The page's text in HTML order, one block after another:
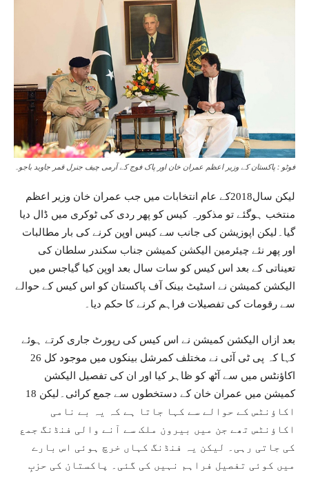
فوٹو : پاکستان کے وزیر اعظم عمران خان اور پاک فوج کے آرمی چیف جنرل قمر جاوید باجوہ
لیکن سال2018کے عام انتخابات میں جب عمران خان وزیر اعظم
منتخب ہوگئے تو مذکورہ کیس کو پھر ردی کی ٹوکری میں ڈال دیا
گیا۔لیکن اپوزیشن کی جانب سے کیس اوپن کرنے کی بار مطالبات
اور پھر نئے چیئرمین الیکشن کمیشن جناب سکندر سلطان کی
تعیناتی کے بعد اس کیس کو سات سال بعد اوپن کیا گیاجس میں
الیکشن کمیشن نے اسٹیٹ بینک آف پاکستان کو اس کیس کے حوالے
سے رقومات کی تفصیلات فراہم کرنے کا حکم دیا۔
بعد ازاں الیکشن کمیشن نے اس کیس کی رپورٹ جاری کرتے ہوئے
کہا کہ پی ٹی آئی نے مختلف کمرشل بینکوں میں موجود کل 26
اکاؤنٹس میں سے آٹھ کو ظاہر کیا اور ان کی تفصیل الیکشن
کمیشن میں عمران خان کے دستخطوں سے جمع کرائی۔لیکن 18
اکاؤنٹس کے حوالے سے کہا جاتا ہے کہ یہ بے نامی
اکاؤنٹس تھے جن میں بیرون ملک سے آنے والی فنڈنگ جمع
کی جاتی رہی۔ لیکن یہ فنڈنگ کہاں خرچ ہوئی اس بارے
میں کوئی تفصیل فراہم نہیں کی گئی۔ پاکستان کی حزبِ